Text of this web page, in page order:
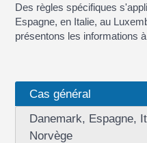
Des règles spécifiques
Espagne, en Italie, au
présentons les informations
Cas général
Danemark, Espagne,
Norvège